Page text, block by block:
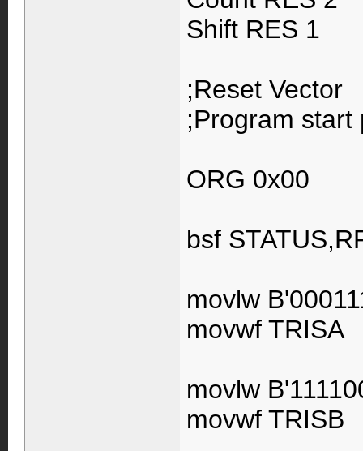
Shift RES 1
;Reset Vector
;Program start
ORG 0x00
bsf
movlw
movwf TRISA
movlw
movwf TRISB